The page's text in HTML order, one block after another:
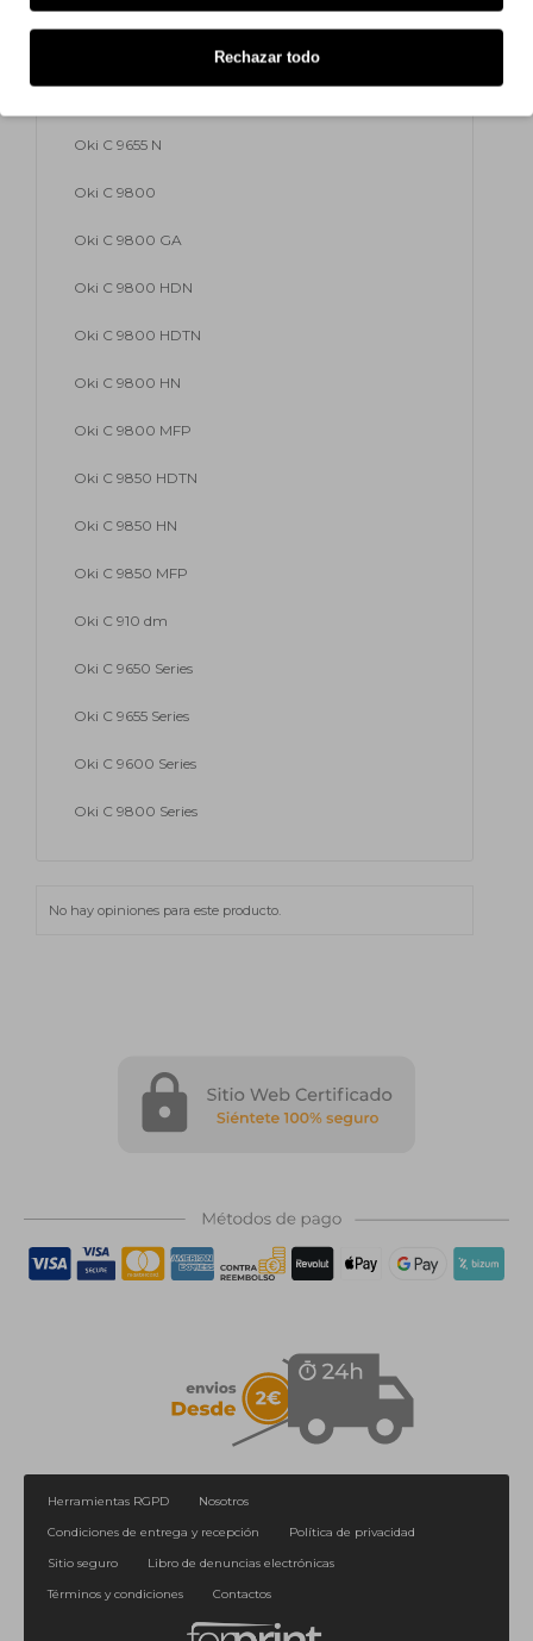
Oki C 9655 N
Oki C 9800
Oki C 9800 GA
Oki C 9800 HDN
Oki C 9800 HDTN
Oki C 9800 HN
Oki C 9800 MFP
Oki C 9850 HDTN
Oki C 9850 HN
Oki C 9850 MFP
Oki C 910 dm
Oki C 9650 Series
Oki C 9655 Series
Oki C 9600 Series
Oki C 9800 Series
No hay opiniones para este producto.
Herramientas RGPD
Nosotros
Condiciones de entrega y recepción
Política de privacidad
Sitio seguro
Libro de denuncias electrónicas
Términos y condiciones
Contactos
Rechazar todo